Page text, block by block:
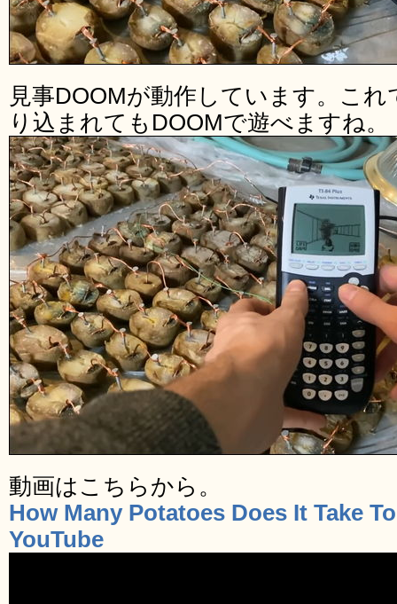
見事DOOMが動作しています。こ
り込まれてもDOOMで遊べますね。
動画はこちらから。
How Many Potatoes Does It Take
YouTube